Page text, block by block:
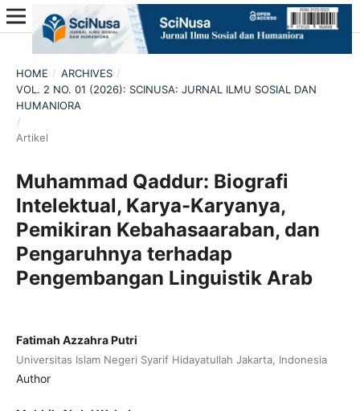
HOME / ARCHIVES /
VOL. 2 NO. 01 (2026): SCINUSA: JURNAL ILMU SOSIAL DAN
HUMANIORA
/
Artikel
Muhammad Qaddur: Biografi
Intelektual, Karya-Karyanya,
Pemikiran Kebahasaaraban, dan
Pengaruhnya terhadap
Pengembangan Linguistik Arab
Fatimah Azzahra Putri
Universitas Islam Negeri Syarif Hidayatullah Jakarta, Indonesia
Author